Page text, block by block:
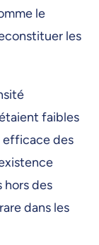
le
les
faibles
efficace des
hors des
dans les